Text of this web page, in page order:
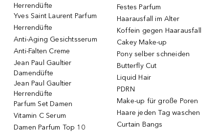
Herrendüfte
Yves Saint Laurent Parfum
Herrendüfte
Anti-Aging Gesichtsserum
Anti-Falten Creme
Jean Paul Gaultier
Damendüfte
Jean Paul Gaultier
Herrendüfte
Parfum Set Damen
Vitamin C Serum
Damen Parfum Top 10
Festes Parfum
Haarausfall im Alter
Koffein gegen Haarausfall
Cakey Make-up
Pony selber schneiden
Butterfly Cut
Liquid Hair
PDRN
Make-up für große Poren
Haare jeden Tag waschen
Curtain Bangs